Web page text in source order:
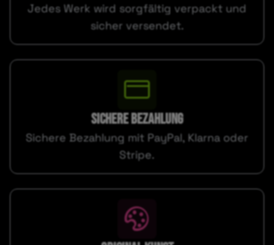
Jedes Werk wird sorgfältig verpackt und
sicher versendet.
SICHERE BEZAHLUNG
Sichere Bezahlung mit PayPal, Klarna oder
Stripe.